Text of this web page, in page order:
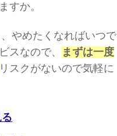
すか。
やめたくなればいつで
スなので、
まずは一度
リスクがないので気軽に